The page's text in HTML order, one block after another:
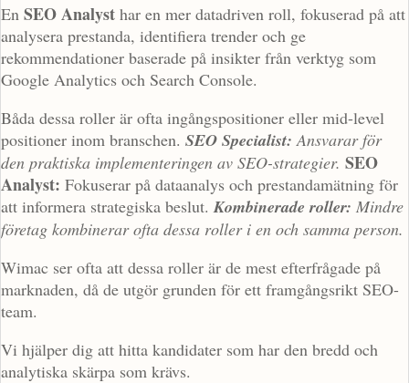
En SEO Analyst har en mer datadriven roll, fokuserad på att
analysera prestanda, identifiera trender och ge
rekommendationer baserade på insikter från verktyg som
Google Analytics och Search Console.
Båda dessa roller är ofta ingångspositioner eller mid-level
positioner inom branschen. SEO Specialist: Ansvarar för
den praktiska implementeringen av SEO-strategier. SEO
Analyst: Fokuserar på dataanalys och prestandamätning för
att informera strategiska beslut. Kombinerade roller: Mindre
företag kombinerar ofta dessa roller i en och samma person.
Wimac ser ofta att dessa roller är de mest efterfrågade på
marknaden, då de utgör grunden för ett framgångsrikt SEO-
team.
Vi hjälper dig att hitta kandidater som har den bredd och
analytiska skärpa som krävs.